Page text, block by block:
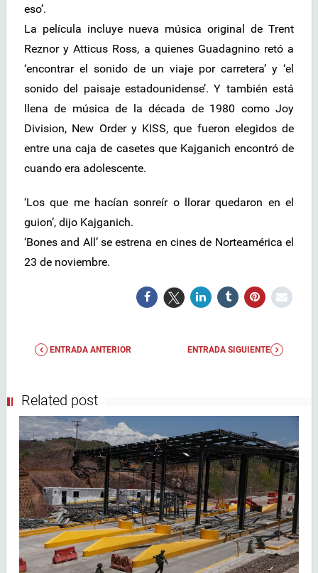
eso’.
La película incluye nueva música original de Trent
Reznor y Atticus Ross, a quienes Guadagnino retó a
‘encontrar el sonido de un viaje por carretera’ y ‘el
sonido del paisaje estadounidense’. Y también está
llena de música de la década de 1980 como Joy
Division, New Order y KISS, que fueron elegidos de
entre una caja de casetes que Kajganich encontró de
cuando era adolescente.
‘Los que me hacían sonreír o llorar quedaron en el
guion’, dijo Kajganich.
‘Bones and All’ se estrena en cines de Norteamérica el
23 de noviembre.
ENTRADA ANTERIOR ENTRADA SIGUIENTE
Related post